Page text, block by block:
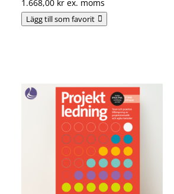
1.668,00 kr ex. moms
Lägg till som favorit